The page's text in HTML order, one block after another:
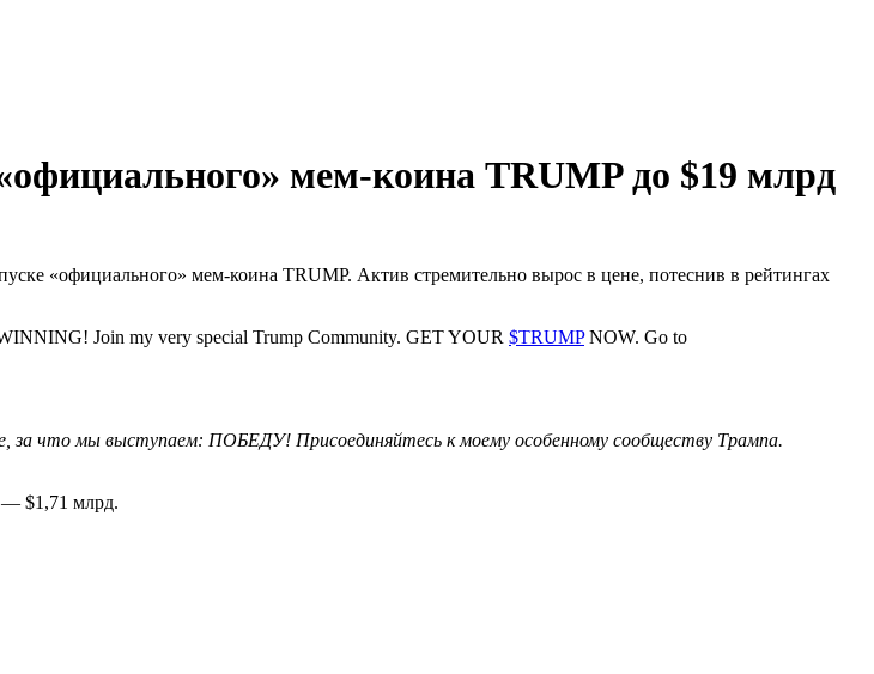
мем-коина TRUMP до $19 млрд
«официального» мем-коина TRUMP. Актив стремительно вырос в цене, потеснив в рейтингах
Join my very special Trump Community. GET YOUR $TRUMPNOW. Go to
что мы выступаем: ПОБЕДУ! Присоединяйтесь к моему особенному сообществу Трампа.
— $1,71 млрд.